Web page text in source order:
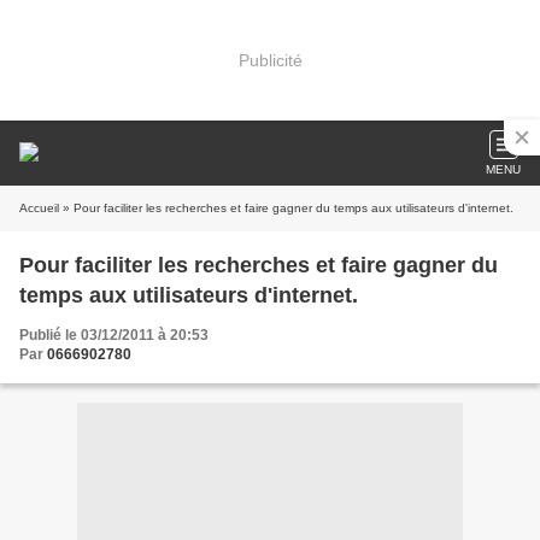
Publicité
MENU
Accueil » Pour faciliter les recherches et faire gagner du temps aux utilisateurs d'internet.
Pour faciliter les recherches et faire gagner du
temps aux utilisateurs d'internet.
Publié le 03/12/2011 à 20:53
Par 0666902780